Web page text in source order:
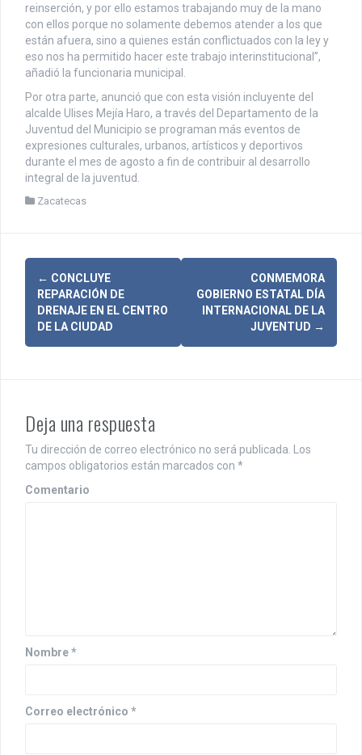
reinserción, y por ello estamos trabajando muy de la mano
con ellos porque no solamente debemos atender a los que
están afuera, sino a quienes están conflictuados con la ley y
eso nos ha permitido hacer este trabajo interinstitucional”,
añadió la funcionaria municipal.
Por otra parte, anunció que con esta visión incluyente del
alcalde Ulises Mejía Haro, a través del Departamento de la
Juventud del Municipio se programan más eventos de
expresiones culturales, urbanos, artísticos y deportivos
durante el mes de agosto a fin de contribuir al desarrollo
integral de la juventud.
Zacatecas
N
v
a
c
i
n
r
← CONCLUYE
REPARACIÓN DE
DRENAJE EN EL CENTRO
DE LA CIUDAD
CONMEMORA
GOBIERNO ESTATAL DÍA
INTERNACIONAL DE LA
JUVENTUD →
Deja una respuesta
Tu dirección de correo electrónico no será publicada.
Los
campos obligatorios están marcados con *
Comentario
Nombre*
Correo electrónico *